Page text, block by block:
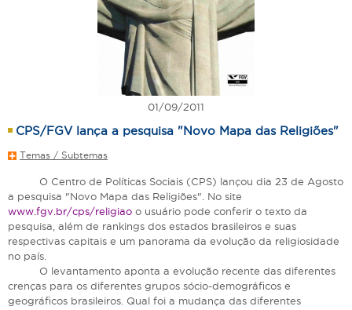
01/09/2011
CPS/FGV lança a pesquisa "Novo Mapa das Religiões"
Temas / Subtemas
O Centro de Políticas Sociais (CPS) lançou dia 23 de Agosto
a pesquisa "Novo Mapa das Religiões". No site
www.fgv.br/cps/religiao o usuário pode conferir o texto da
pesquisa, além de rankings dos estados brasileiros e suas
respectivas capitais e um panorama da evolução da religiosidade
no país.
O levantamento aponta a evolução recente das diferentes
crenças para os diferentes grupos sócio-demográficos e
geográficos brasileiros. Qual foi a mudança das diferentes